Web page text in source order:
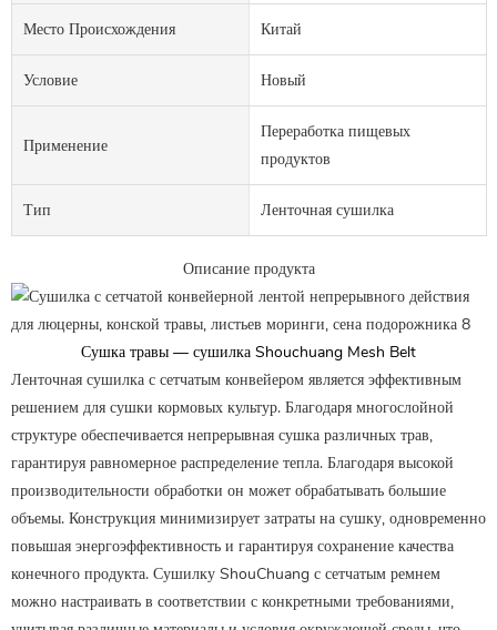
Место Происхождения Китай
Условие Новый
Применение
Переработка пищевых
продуктов
Тип Ленточная сушилка
Описание продукта
Сушка травы — сушилка Shouchuang Mesh Belt
Ленточная сушилка с сетчатым конвейером является эффективным
решением для сушки кормовых культур. Благодаря многослойной
структуре обеспечивается непрерывная сушка различных трав,
гарантируя равномерное распределение тепла. Благодаря высокой
производительности обработки он может обрабатывать большие
объемы. Конструкция минимизирует затраты на сушку, одновременно
повышая энергоэффективность и гарантируя сохранение качества
конечного продукта. Сушилку ShouChuang с сетчатым ремнем
можно настраивать в соответствии с конкретными требованиями,